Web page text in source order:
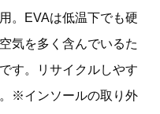
。EVAは低温下でも硬
気を多く含んでいるた
す。リサイクルしやす
※インソールの取り外